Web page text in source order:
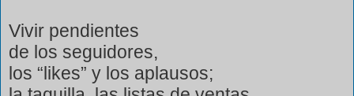
Vivir pendientes
de los seguidores,
los “likes” y los aplausos;